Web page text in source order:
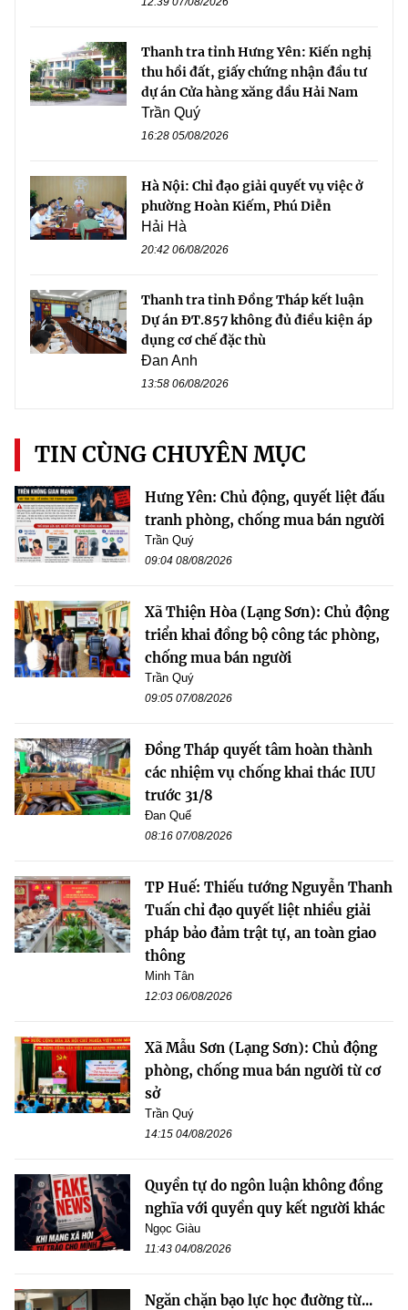
Thanh tra tỉnh Hưng Yên: Kiến nghị
thu hồi đất, giấy chứng nhận đầu tư
dự án Cửa hàng xăng dầu Hải Nam
Trần Quý
16:28 05/08/2026
Hà Nội: Chỉ đạo giải quyết vụ việc ở
phường Hoàn Kiếm, Phú Diễn
Hải Hà
20:42 06/08/2026
Thanh tra tỉnh Đồng Tháp kết luận
Dự án ĐT.857 không đủ điều kiện áp
dụng cơ chế đặc thù
Đan Anh
13:58 06/08/2026
TIN CÙNG CHUYÊN MỤC
Hưng Yên: Chủ động, quyết liệt đấu
tranh phòng, chống mua bán người
Trần Quý
09:04 08/08/2026
Xã Thiện Hòa (Lạng Sơn): Chủ động
triển khai đồng bộ công tác phòng,
chống mua bán người
Trần Quý
09:05 07/08/2026
Đồng Tháp quyết tâm hoàn thành
các nhiệm vụ chống khai thác IUU
trước 31/8
Đan Quế
08:16 07/08/2026
TP Huế: Thiếu tướng Nguyễn Thanh
Tuấn chỉ đạo quyết liệt nhiều giải
pháp bảo đảm trật tự, an toàn giao
thông
Minh Tân
12:03 06/08/2026
Xã Mẫu Sơn (Lạng Sơn): Chủ động
phòng, chống mua bán người từ cơ
sở
Trần Quý
14:15 04/08/2026
Quyền tự do ngôn luận không đồng
nghĩa với quyền quy kết người khác
Ngọc Giàu
11:43 04/08/2026
Ngăn chặn bạo lực học đường từ...